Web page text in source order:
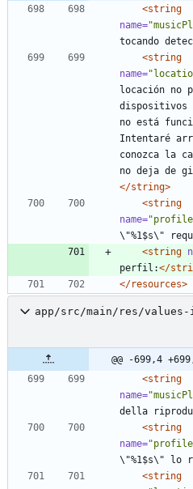
<string
name=
tocando
<string
name=
locación no
dispositivos
no está
Intentaré
conozca la
no deja de
</string>
<string
name=
\"%1$s\"
<string
perfil:</
</resources>
app/src/main/res/
@@ -699,4
<string
name=
della
<string
name=
\"%1$s\" lo
<string